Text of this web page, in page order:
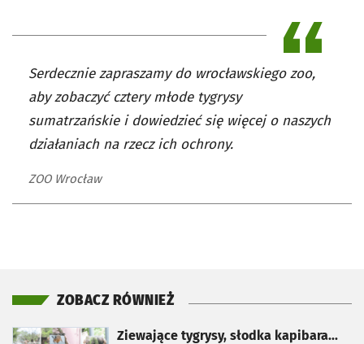
Serdecznie zapraszamy do wrocławskiego zoo,
aby zobaczyć cztery młode tygrysy
sumatrzańskie i dowiedzieć się więcej o naszych
działaniach na rzecz ich ochrony.
ZOO Wrocław
ZOBACZ RÓWNIEŻ
Ziewające tygrysy, słodka kapibara...
otworzy się w nowej karcie